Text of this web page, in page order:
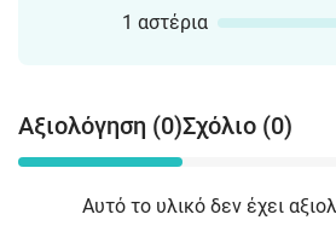
1 αστέρια
Αξιολόγηση (0)Σχόλιο (0)
Αυτό το υλικό δεν έχει